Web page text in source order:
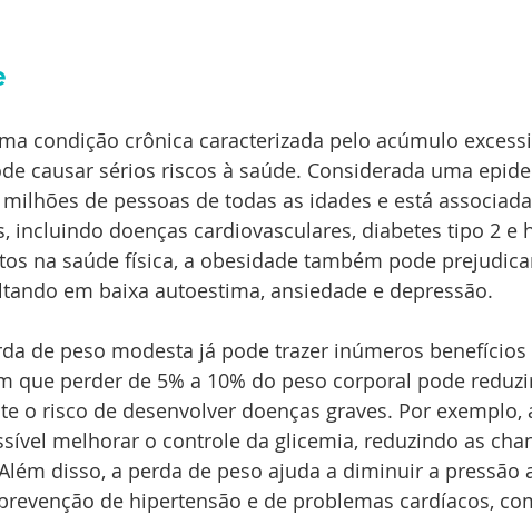
condição crônica caracterizada pelo acúmulo
causar sérios riscos à saúde. Considerada uma
de pessoas de todas as idades e está
incluindo doenças cardiovasculares, diabetes tipo 2 e
na saúde física, a obesidade também pode
em baixa autoestima, ansiedade e depressão.
de peso modesta já pode trazer inúmeros benefícios
que perder de 5% a 10% do peso corporal pode
o risco de desenvolver doenças graves. Por exemplo,
melhorar o controle da glicemia, reduzindo as
disso, a perda de peso ajuda a diminuir a pressão
de hipertensão e de problemas cardíacos,